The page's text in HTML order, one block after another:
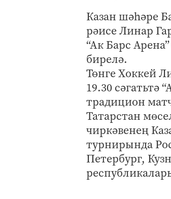
Казан шәһәре
рәисе Линар
“Ак Барс
бирелә.
Төнге Хоккей
19.30 сәгатьтә
традицион
Татарстан
чиркәвенең
турнирында
Петербург,